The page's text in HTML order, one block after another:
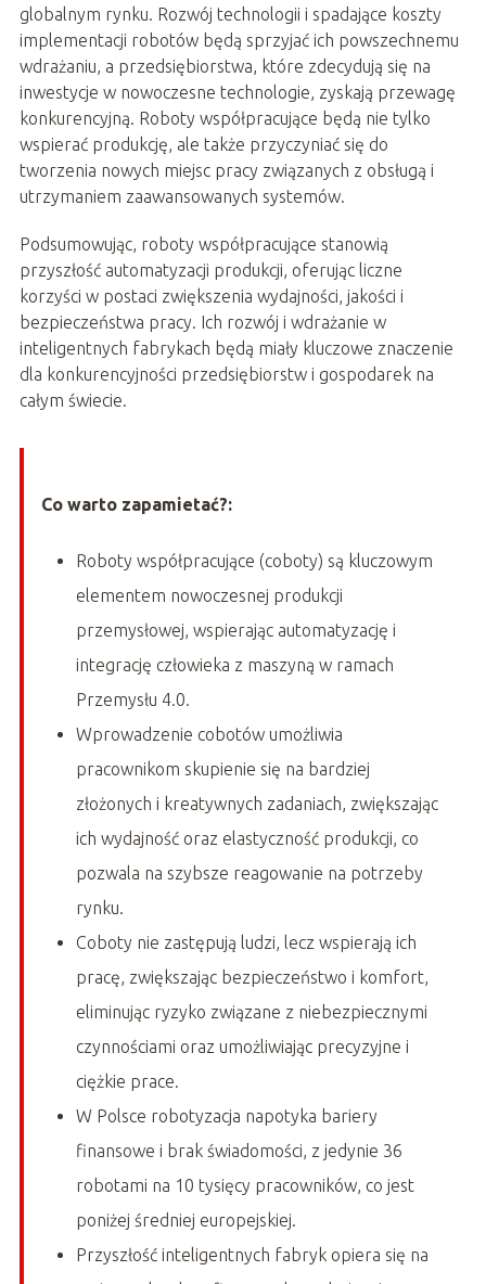
globalnym rynku. Rozwój technologii i spadające koszty
implementacji robotów będą sprzyjać ich powszechnemu
wdrażaniu, a przedsiębiorstwa, które zdecydują się na
inwestycje w nowoczesne technologie, zyskają przewagę
konkurencyjną. Roboty współpracujące będą nie tylko
wspierać produkcję, ale także przyczyniać się do
tworzenia nowych miejsc pracy związanych z obsługą i
utrzymaniem zaawansowanych systemów.
Podsumowując, roboty współpracujące stanowią
przyszłość automatyzacji produkcji, oferując liczne
korzyści w postaci zwiększenia wydajności, jakości i
bezpieczeństwa pracy. Ich rozwój i wdrażanie w
inteligentnych fabrykach będą miały kluczowe znaczenie
dla konkurencyjności przedsiębiorstw i gospodarek na
całym świecie.
Co warto zapamietać?:
Roboty współpracujące (coboty) są kluczowym
elementem nowoczesnej produkcji
przemysłowej, wspierając automatyzację i
integrację człowieka z maszyną w ramach
Przemysłu 4.0.
Wprowadzenie cobotów umożliwia
pracownikom skupienie się na bardziej
złożonych i kreatywnych zadaniach, zwiększając
ich wydajność oraz elastyczność produkcji, co
pozwala na szybsze reagowanie na potrzeby
rynku.
Coboty nie zastępują ludzi, lecz wspierają ich
pracę, zwiększając bezpieczeństwo i komfort,
eliminując ryzyko związane z niebezpiecznymi
czynnościami oraz umożliwiając precyzyjne i
ciężkie prace.
W Polsce robotyzacja napotyka bariery
finansowe i brak świadomości, z jedynie 36
robotami na 10 tysięcy pracowników, co jest
poniżej średniej europejskiej.
Przyszłość inteligentnych fabryk opiera się na